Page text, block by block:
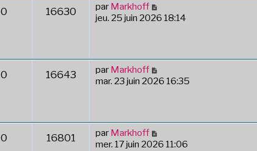
0 16630 par Markhoff
jeu. 25 juin 2026 18:14
0 16643 par Markhoff
mar. 23 juin 2026 16:35
0 16801 par Markhoff
mer. 17 juin 2026 11:06